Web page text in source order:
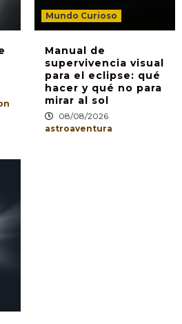
Mundo Curioso
Manual de
supervivencia visual
para el eclipse: qué
hacer y qué no para
mirar al sol
08/08/2026
astroaventura